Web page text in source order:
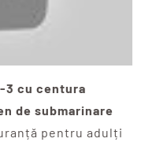
3 cu centura
de submarinare
pentru adulți